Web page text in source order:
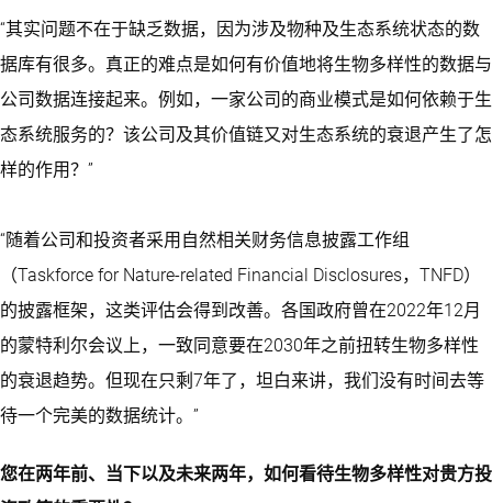
“其实问题不在于缺乏数据，因为涉及物种及生态系统状态的数
据库有很多。真正的难点是如何有价值地将生物多样性的数据与
公司数据连接起来。例如，一家公司的商业模式是如何依赖于生
态系统服务的？该公司及其价值链又对生态系统的衰退产生了怎
样的作用？”
“随着公司和投资者采用自然相关财务信息披露工作组
（Taskforce for Nature-related Financial Disclosures，TNFD）
的披露框架，这类评估会得到改善。各国政府曾在2022年12月
的蒙特利尔会议上，一致同意要在2030年之前扭转生物多样性
的衰退趋势。但现在只剩7年了，坦白来讲，我们没有时间去等
待一个完美的数据统计。”
您在两年前、当下以及未来两年，如何看待生物多样性对贵方投